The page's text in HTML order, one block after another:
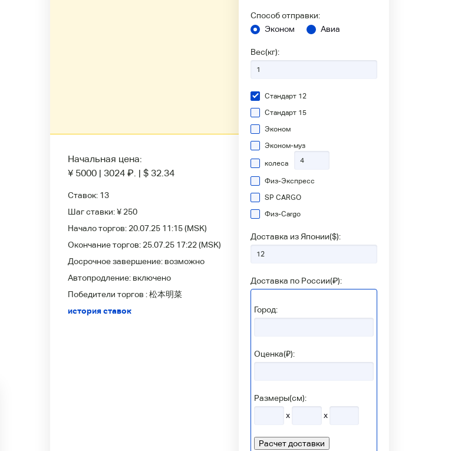
Начальная цена:
¥ 5000 | 3024 ₽. | $ 32.34
Ставок: 13
Шаг ставки:¥ 250
Начало торгов: 20.07.25 11:15(MSK)
Окончание торгов: 25.07.25 17:22(MSK)
Досрочное завершение: возможно
Автопродление: включено
Победители торгов :松本明菜
история ставок
Способ отправки:
Эконом
Авиа
Вес(кг):
Стандарт 12
Стандарт 15
Эконом
Эконом-муз
колеса
Физ-Экспресс
SP CARGO
Физ-Сargo
Доставка из Японии($):
Доставка по России(₽):
Город:
Оценка(₽):
Размеры(см):
x
x
Расчет доставки